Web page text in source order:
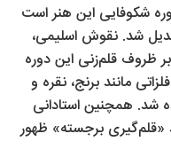
شکوفایی این هنر است
شد. نقوش اسلیمی،
ظروف قلم‌زنی این دوره
مانند برنج، نقره و
شد. همچنین استادانی
برجسته» ظهور